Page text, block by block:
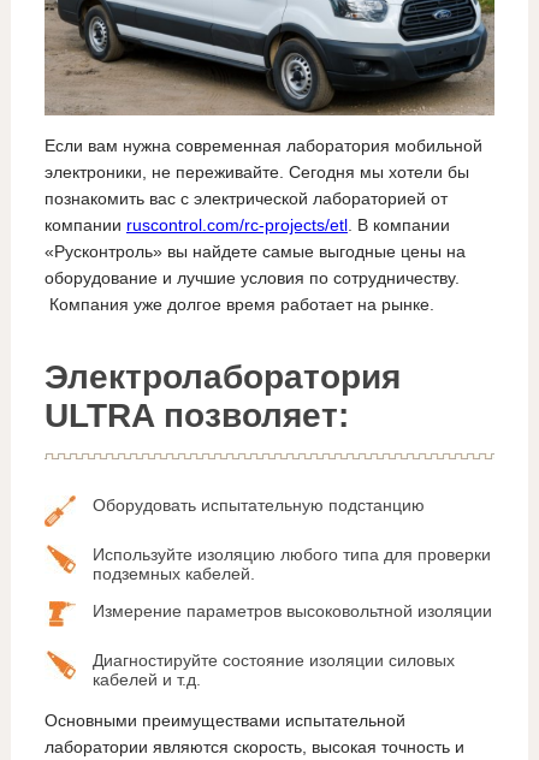
Если вам нужна современная лаборатория мобильной
электроники, не переживайте. Сегодня мы хотели бы
познакомить вас с электрической лабораторией от
компании ruscontrol.com/rc-projects/etl. В компании
«Русконтроль» вы найдете самые выгодные цены на
оборудование и лучшие условия по сотрудничеству.
Компания уже долгое время работает на рынке.
Электролаборатория
ULTRA позволяет:
Оборудовать испытательную подстанцию
Используйте изоляцию любого типа для проверки
подземных кабелей.
Измерение параметров высоковольтной изоляции
Диагностируйте состояние изоляции силовых
кабелей и т.д.
Основными преимуществами испытательной
лаборатории являются скорость, высокая точность и